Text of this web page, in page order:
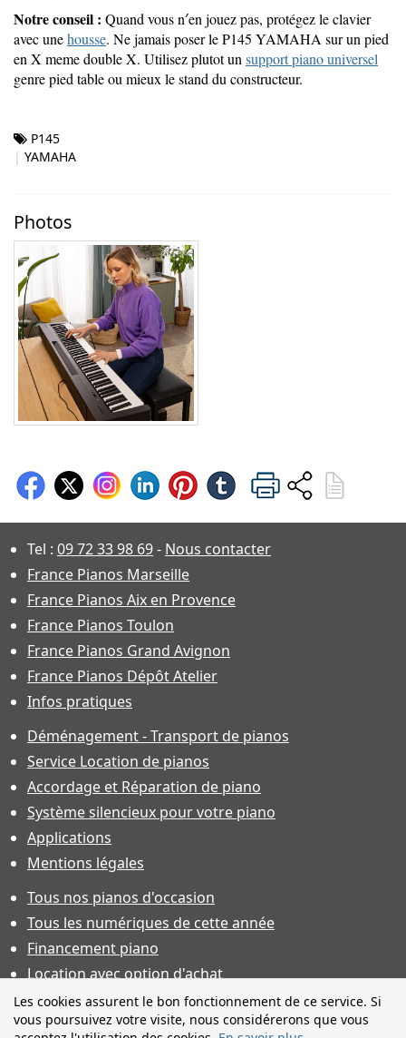
Les cookies assurent le bon fonctionnement de ce service. Si
vous poursuivez votre visite, nous considérerons que vous
Notre conseil : Quand vous n′en jouez pas, protégez le clavier
avec unehousse. Ne jamais poser le P145 YAMAHA sur un pied
en X meme double X. Utilisez plutot un support piano universel
genre pied table ou mieux le stand du constructeur.
P145
YAMAHA
Photos
Tel : 09 72 33 98 69- Nous contacter
France Pianos Marseille
France Pianos Aix en Provence
France Pianos Toulon
France Pianos Grand Avignon
France Pianos Dépôt Atelier
Infos pratiques
Déménagement - Transport de pianos
Service Location de pianos
Accordage et Réparation de piano
Système silencieux pour votre piano
Applications
Mentions légales
Tous nos pianos d'occasion
Tous les numériques de cette année
Financement piano
Location avec option d'achat
Conditions générales de vente
Offres d'emploi & contrat d'apprentissage